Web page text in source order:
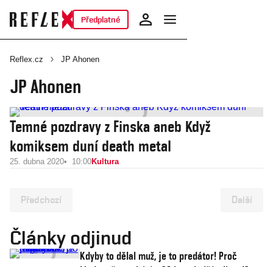
Předplatné
Reflex.cz JP Ahonen
JP Ahonen
Temné pozdravy z Finska aneb Když
komiksem duní death metal
25. dubna 2020 10:00Kultura
Předchozí Další
Články odjinud
Kdyby to dělal muž, je to predátor! Proč